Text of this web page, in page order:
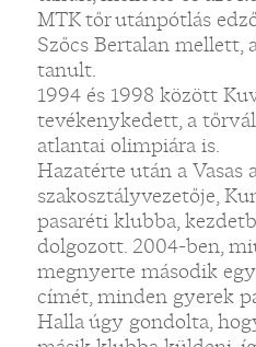
MTK tőr utánpótlás
Szőcs Bertalan mellett,
tanult.
1994 és 1998 között
tevékenykedett, a
atlantai olimpiára is.
Hazatérte után a Vasas
szakosztályvezetője,
pasaréti klubba,
dolgozott. 2004-ben,
megnyerte második
címét, minden gyerek
Halla úgy gondolta,